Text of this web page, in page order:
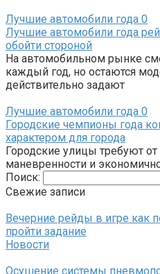
Лучшие автомобили года 0
Лучшие автомобили года
обойти стороной
На автомобильном рынке
каждый год, но остаются
действительно задают
Лучшие автомобили года 0
Городские чемпионы года
характером для города
Городские улицы требуют
маневренности и
Поиск:
Свежие записи
Вечерние рейды в игре как
пройти задание
Новости
Осушение системы